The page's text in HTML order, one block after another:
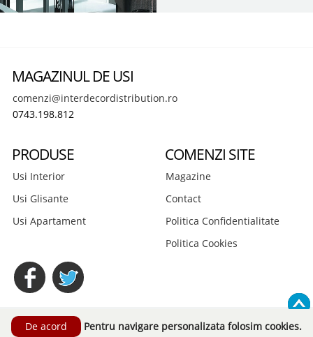
MAGAZINUL DE USI
comenzi@interdecordistribution.ro
0743.198.812
PRODUSE
Usi Interior
Usi Glisante
Usi Apartament
COMENZI SITE
Magazine
Contact
Politica Confidentialitate
Politica Cookies
© 2026 Interdecor Distribution S.R.L. Toate drepturile rezervate.
Pentru navigare personalizata folosim cookies.